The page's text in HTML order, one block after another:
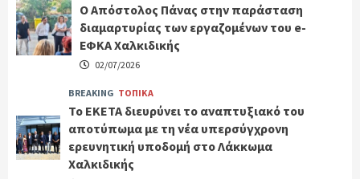
Ο Απόστολος Πάνας στην παράσταση
διαμαρτυρίας των εργαζομένων του e-
ΕΦΚΑ Χαλκιδικής
02/07/2026
BREAKING ΤΟΠΙΚΑ
Το ΕΚΕΤΑ διευρύνει το αναπτυξιακό του
αποτύπωμα με τη νέα υπερσύγχρονη
ερευνητική υποδομή στο Λάκκωμα
Χαλκιδικής